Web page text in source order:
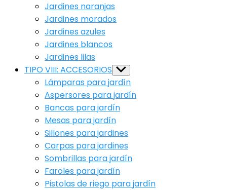
Jardines naranjas
Jardines morados
Jardines azules
Jardines blancos
Jardines lilas
TIPO VIII: ACCESORIOS Show
sub
menu
Lámparas para jardín
Aspersores para jardín
Bancas para jardín
Mesas para jardín
Sillones para jardines
Carpas para jardines
Sombrillas para jardín
Faroles para jardín
Pistolas de riego para jardín